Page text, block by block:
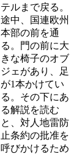
テルまで戻る。
途中、国連欧州
本部の前を通
る。門の前に大
きな椅子のオブ
ジェがあり、足
が1本かけてい
る。その下にあ
る解説を読む
と、対人地雷防
止条約の批准を
呼びかけるため